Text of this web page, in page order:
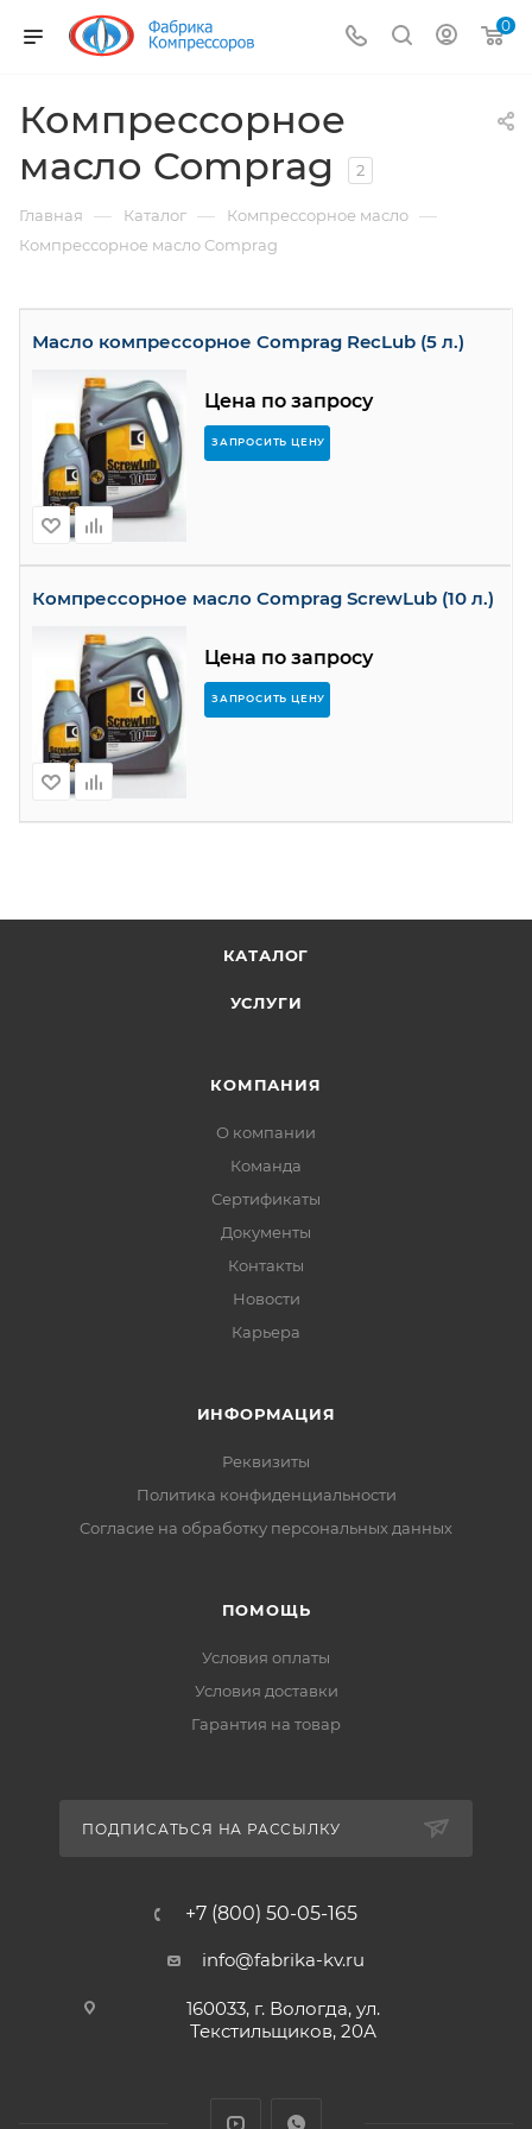
0
Компрессорное
масло Comprag
2
Главная — Каталог — Компрессорное масло —
Компрессорное масло Comprag
Масло компрессорное Comprag RecLub (5 л.)
Цена по запросу
ЗАПРОСИТЬ ЦЕНУ
Компрессорное масло Comprag ScrewLub (10 л.)
Цена по запросу
ЗАПРОСИТЬ ЦЕНУ
КАТАЛОГ
УСЛУГИ
КОМПАНИЯ
О компании
Команда
Сертификаты
Документы
Контакты
Новости
Карьера
ИНФОРМАЦИЯ
Реквизиты
Политика конфиденциальности
Cогласие на обработку персональных данных
ПОМОЩЬ
Условия оплаты
Условия доставки
Гарантия на товар
ПОДПИСАТЬСЯ НА РАССЫЛКУ
+7 (800) 50-05-165
info@fabrika-kv.ru
160033, г. Вологда, ул.
Текстильщиков, 20А